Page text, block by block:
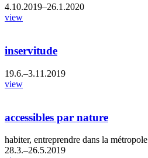
4.10.2019–26.1.2020
view
inservitude
19.6.–3.11.2019
view
accessibles par nature
habiter, entreprendre dans la métropole
28.3.–26.5.2019